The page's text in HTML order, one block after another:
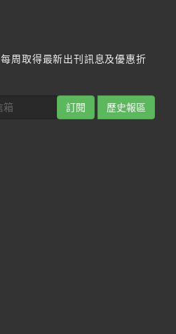
每周取得最新出刊訊息及優惠折
訂閱 歷史報區